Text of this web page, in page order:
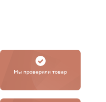
Мы проверили товар